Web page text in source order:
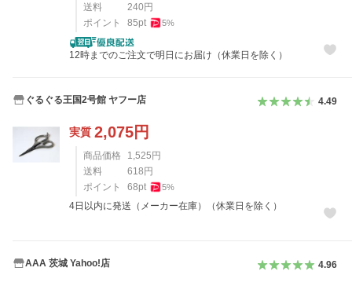
送料
240円
ポイント
85pt 5%
12時までのご注文で明日にお届け（休業日を除く）
ぐるぐる王国2号館 ヤフー店 4.49
実質 2,075円
商品価格 1,525 円
送料
618 円
ポイント
68pt 5%
4日以内に発送（メーカー在庫）（休業日を除く）
AAA 茨城 Yahoo!店 4.96